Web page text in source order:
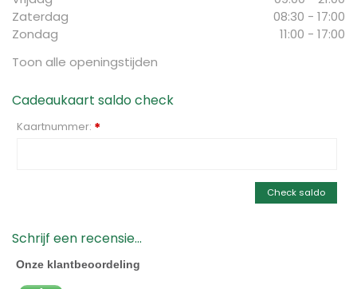
Zaterdag
08:30 - 17:00
Zondag
11:00 - 17:00
Toon alle openingstijden
Cadeaukaart saldo check
Kaartnummer: *
Check saldo
Schrijf een recensie...